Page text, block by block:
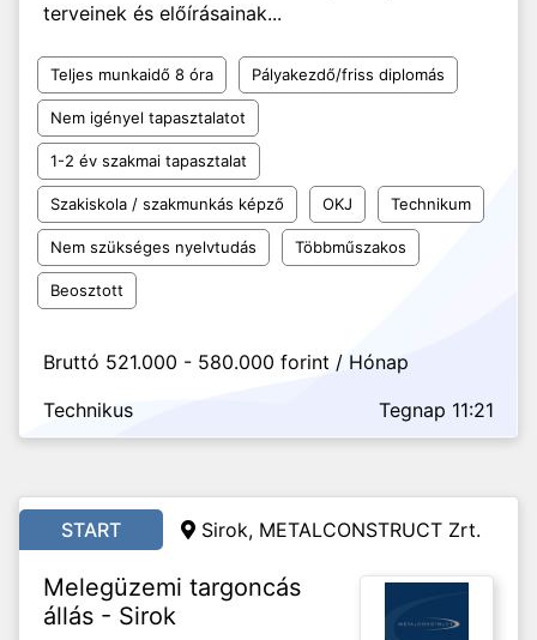
terveinek és előírásainak...
Teljes munkaidő 8 óra Pályakezdő/friss diplomás
Nem igényel tapasztalatot
1-2 év szakmai tapasztalat
Szakiskola / szakmunkás képző OKJ Technikum
Nem szükséges nyelvtudás Többműszakos
Beosztott
Bruttó 521.000 - 580.000 forint / Hónap
Technikus
Tegnap 11:21
START Sirok, METALCONSTRUCT Zrt.
Melegüzemi targoncás
állás - Sirok